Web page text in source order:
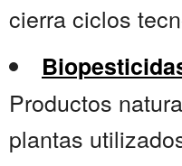
cierra ciclos
Productos
plantas